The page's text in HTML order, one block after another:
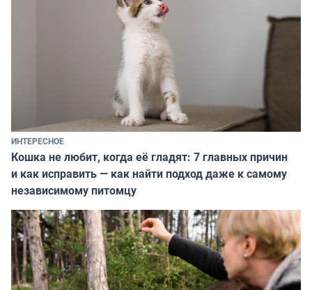
ИНТЕРЕСНОЕ
Кошка не любит, когда её гладят: 7 главных причин
и как исправить — как найти подход даже к самому
независимому питомцу